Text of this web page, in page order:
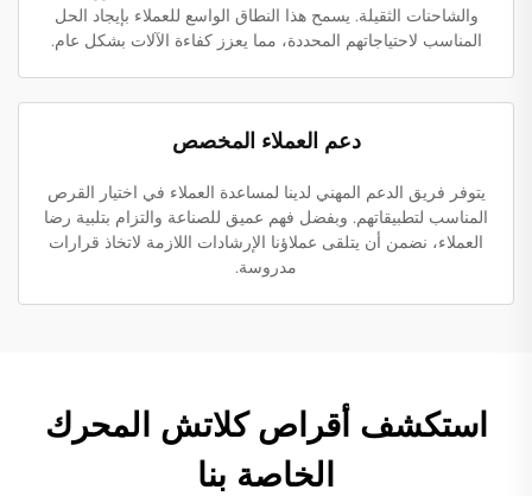
والشاحنات الثقيلة. يسمح هذا النطاق الواسع للعملاء بإيجاد الحل
المناسب لاحتياجاتهم المحددة، مما يعزز كفاءة الآلات بشكل عام.
دعم العملاء المخصص
يتوفر فريق الدعم المهني لدينا لمساعدة العملاء في اختيار القرص
المناسب لتطبيقاتهم. وبفضل فهم عميق للصناعة والتزام بتلبية رضا
العملاء، نضمن أن يتلقى عملاؤنا الإرشادات اللازمة لاتخاذ قرارات
مدروسة.
استكشف أقراص كلاتش المحرك
الخاصة بنا